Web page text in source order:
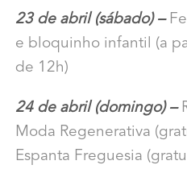
23 de abril (sábado) –
e bloquinho infantil (a
de 12h)
24 de abril (domingo) –
Moda Regenerativa
Espanta Freguesia